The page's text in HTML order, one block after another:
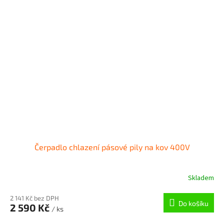
Čerpadlo chlazení pásové pily na kov 400V
Skladem
2 141 Kč bez DPH
2 590 Kč / ks
Do košíku